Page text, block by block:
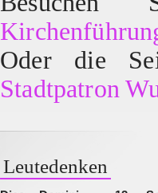
Oder die
Stadtpatron
Leutedenken